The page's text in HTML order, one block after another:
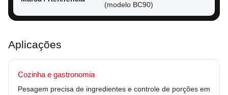
(modelo BC90)
Aplicações
Cozinha e gastronomia
Pesagem precisa de ingredientes e controle de porções em